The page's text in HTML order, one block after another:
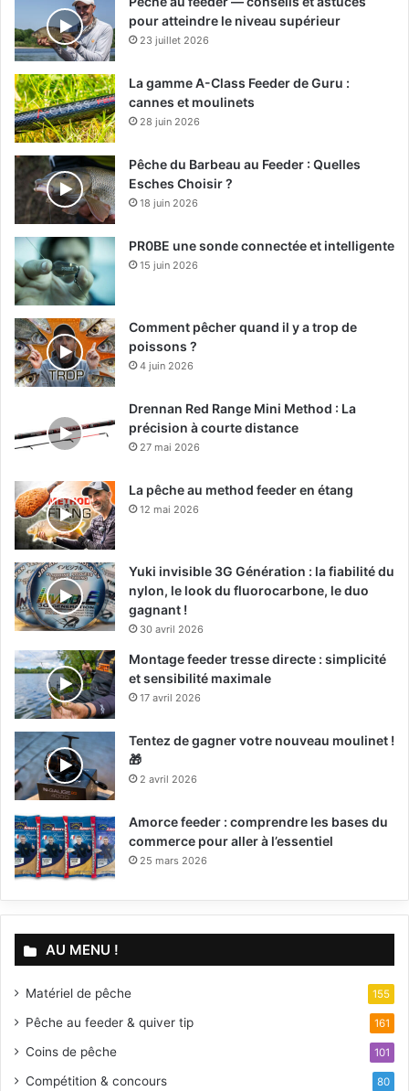
pour atteindre le niveau supérieur
23 juillet 2026
La gamme A-Class Feeder de Guru :
cannes et moulinets
28 juin 2026
Pêche du Barbeau au Feeder : Quelles
Esches Choisir ?
18 juin 2026
PR0BE une sonde connectée et intelligente
15 juin 2026
Comment pêcher quand il y a trop de
poissons ?
4 juin 2026
Drennan Red Range Mini Method : La
précision à courte distance
27 mai 2026
La pêche au method feeder en étang
12 mai 2026
Yuki invisible 3G Génération : la fiabilité du
nylon, le look du fluorocarbone, le duo
gagnant !
30 avril 2026
Montage feeder tresse directe : simplicité
et sensibilité maximale
17 avril 2026
Tentez de gagner votre nouveau moulinet !
🎁
2 avril 2026
Amorce feeder : comprendre les bases du
commerce pour aller à l’essentiel
25 mars 2026
AU MENU !
Matériel de pêche 155
Pêche au feeder & quiver tip 161
Coins de pêche 101
Compétition & concours 80